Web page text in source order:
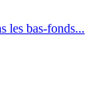
les bas-fonds...